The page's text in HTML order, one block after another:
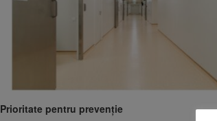
Prioritate pentru prevenție